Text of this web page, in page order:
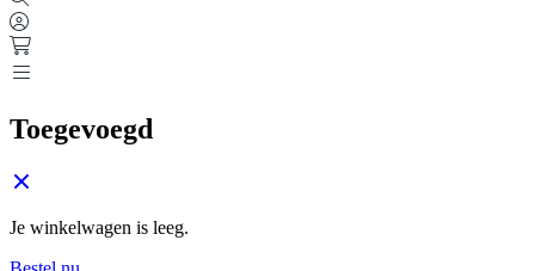
Toegevoegd
Je winkelwagen is leeg.